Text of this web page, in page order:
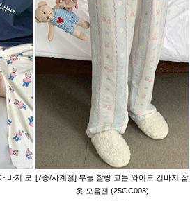
바지 모 [7종/사계절] 부들 찰랑 코튼 와이드 긴바지 잠
옷 모음전 (25GC003)